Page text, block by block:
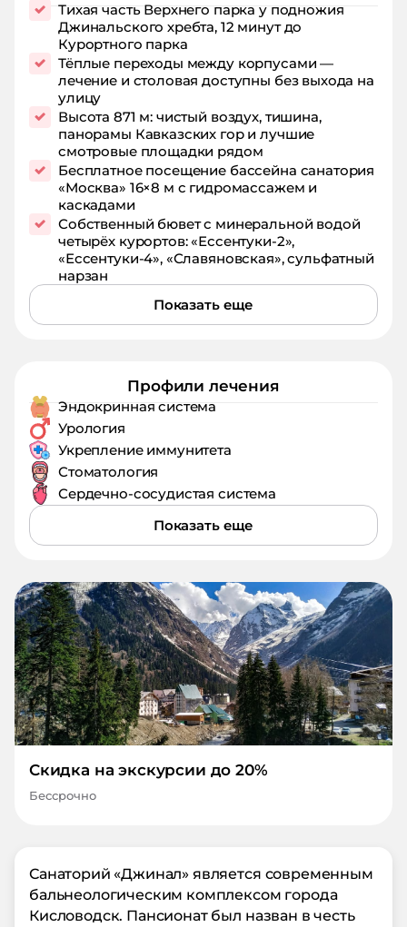
Тихая часть Верхнего парка у подножия
Джинальского хребта, 12 минут до
Курортного парка
Тёплые переходы между корпусами —
лечение и столовая доступны без выхода на
улицу
Высота 871 м: чистый воздух, тишина,
панорамы Кавказских гор и лучшие
смотровые площадки рядом
Бесплатное посещение бассейна санатория
«Москва» 16×8 м с гидромассажем и
каскадами
Собственный бювет с минеральной водой
четырёх курортов: «Ессентуки‑2»,
«Ессентуки‑4», «Славяновская», сульфатный
нарзан
Показать еще
Профили лечения
Эндокринная система
Урология
Укрепление иммунитета
Стоматология
Сердечно-сосудистая система
Показать еще
Скидка на экскурсии до 20%
Бессрочно
Санаторий «Джинал» является современным
бальнеологическим комплексом города
Кисловодск. Пансионат был назван в честь